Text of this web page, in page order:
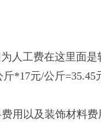
工费在这里面是
元/公斤=35.45
以及装饰材料费